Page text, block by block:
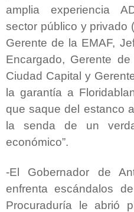
amplia experiencia
sector público y privado
Gerente de la EMAF,
Encargado, Gerente
Ciudad Capital y
la garantía a
que saque del estanco
la senda de un
económico”.
-El Gobernador de
enfrenta escándalos
Procuraduría le abrió